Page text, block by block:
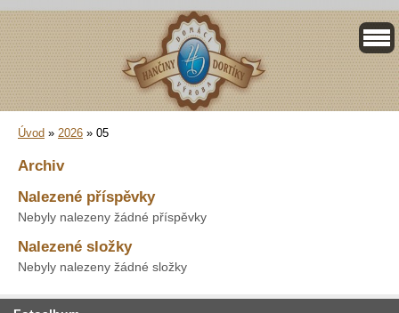
Úvod » 2026 » 05
Archiv
Nalezené příspěvky
Nebyly nalezeny žádné příspěvky
Nalezené složky
Nebyly nalezeny žádné složky